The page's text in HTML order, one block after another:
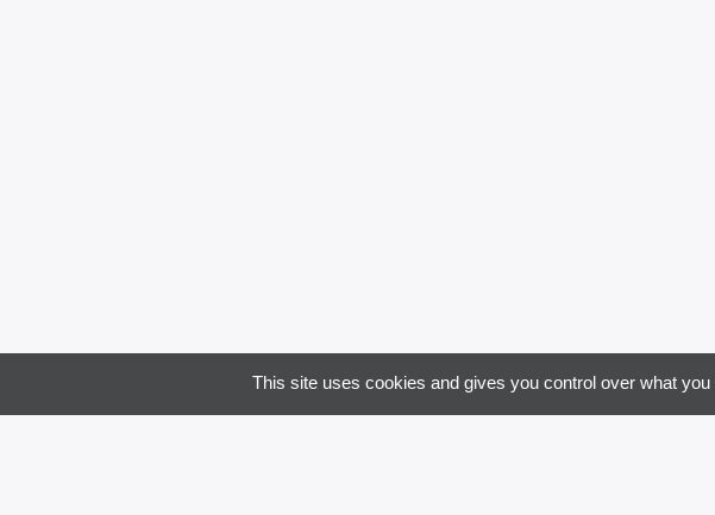
This site uses cookies and gives you control over what